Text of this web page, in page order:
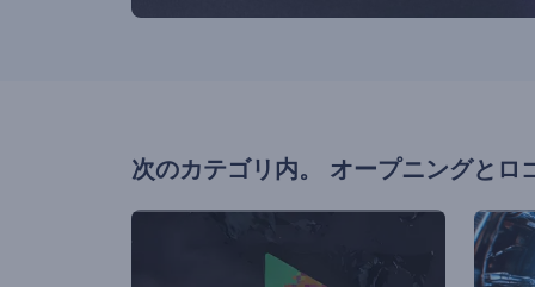
次のカテゴリ内。 オープニングとロ